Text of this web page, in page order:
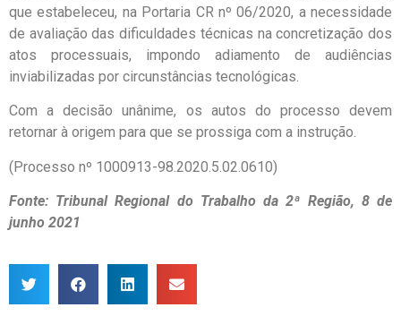
que estabeleceu, na Portaria CR nº 06/2020, a necessidade
de avaliação das dificuldades técnicas na concretização dos
atos processuais, impondo adiamento de audiências
inviabilizadas por circunstâncias tecnológicas.
Com a decisão unânime, os autos do processo devem
retornar à origem para que se prossiga com a instrução.
(Processo nº 1000913-98.2020.5.02.0610)
Fonte: Tribunal Regional do Trabalho da 2ª Região, 8 de
junho 2021